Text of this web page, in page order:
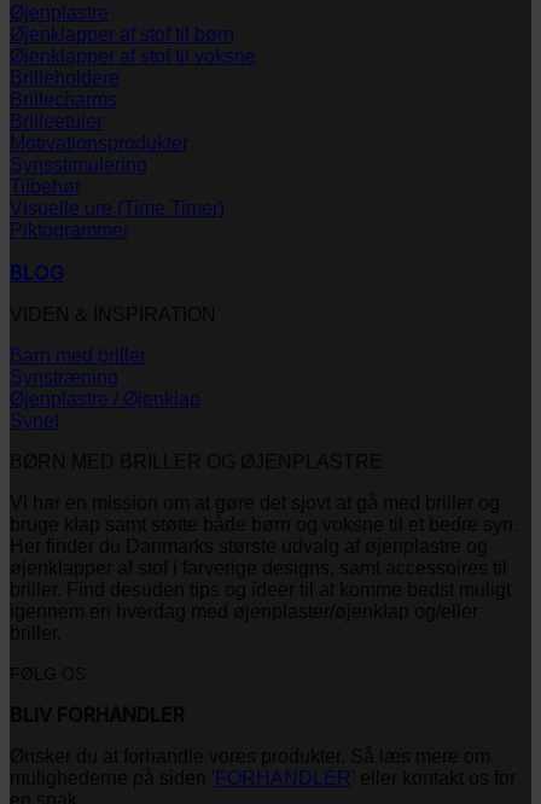
Øjenplastre
Øjenklapper af stof til børn
Øjenklapper af stof til voksne
Brilleholdere
Brillecharms
Brilleetuier
Motivationsprodukter
Synsstimulering
Tilbehør
Visuelle ure (Time Timer)
Piktogrammer
BLOG
Barn med briller
Synstræning
Øjenplastre / Øjenklap
Synet
FORHANDLER